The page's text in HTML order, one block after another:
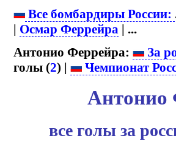
Все бомбардиры России:
| Осмар Феррейра | ...
Антонио Феррейра:
За
голы (2) | Чемпионат
Антонио
все голы за